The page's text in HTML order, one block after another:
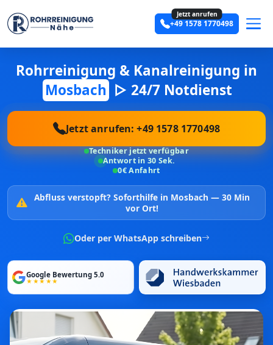
Jetzt anrufen
+49 1578 1770498
Rohrreinigung & Kanalreinigung in
Mosbach ▷ 24/7 Notdienst
Jetzt anrufen: +49 1578 1770498
Techniker jetzt verfügbar
Antwort in 30 Sek.
0€ Anfahrt
Abfluss verstopft? Soforthilfe in Mosbach — 30 Min
vor Ort!
Oder per WhatsApp schreiben
Google Bewertung 5.0
★★★★★